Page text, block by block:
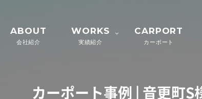
ABOUT
会社紹介
WORKS
実績紹介
CARPORT
カーポート
カーポート事例 | 音更町S